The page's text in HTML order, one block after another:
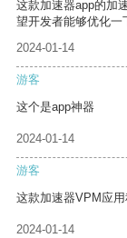
这款加速器app的加
望开发者能够优化一
2024-01-14
游客
这个是app神器
2024-01-14
游客
这款加速器VPM应
2024-01-14